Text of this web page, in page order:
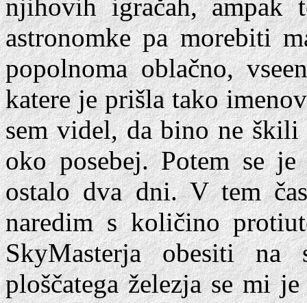
njihovih igračah, ampak
astronomke pa morebiti
popolnoma oblačno,
katere je prišla tako
sem videl, da bino ne
oko posebej. Potem se
ostalo dva dni. V tem
naredim s količino
SkyMasterja obesiti na
ploščatega železja se mi